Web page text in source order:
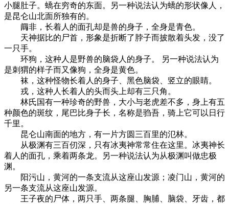
小腿肚子。蟜在穷奇的东面。另一种说法认为蟜的形状像人，
是昆仑山北面所独有的。
阘非，长着人的面孔却是兽的身子，全身是青色。
天神据比的尸首，形象是折断了脖子而披散着头发，没了
一只手。
环狗，这种人是野兽的脑袋人的身子。 另一种说法认为
是刺猬的样子而又像狗，全身是黄色。
袜，这种怪物长着人的身子、黑色脑袋、竖立的眼睛。
戎，这种人长着人的头而头上却有三只角。
林氏国有一种珍奇的野兽，大小与老虎差不多，身上有五
种颜色的斑纹，尾巴比身子长，名称是驺吾，骑上它可以日行
千里。
昆仑山南面的地方，有一片方圆三百里的氾林。
从极渊有三百仞深，只有冰夷神常常住在这里。冰夷神长
着人的面孔，乘着两条龙。另一种说法认为从极渊叫做忠极
渊。
阳污山，黄河的一条支流从这座山发源；凌门山，黄河的
另一条支流从这座山发源。
王子夜的尸体，两只手、两条腿、胸脯、脑袋、牙齿，都